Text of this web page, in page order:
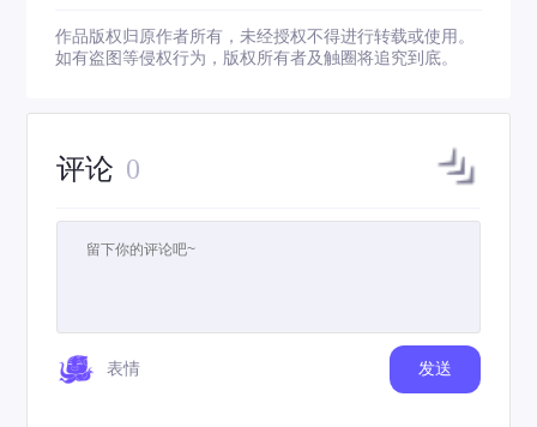
作品版权归原作者所有，未经授权不得进行转载或使用。
如有盗图等侵权行为，版权所有者及触圈将追究到底。
评论 0
表情 发送